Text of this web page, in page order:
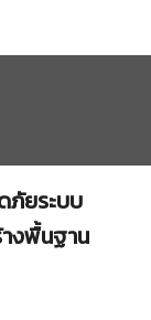
ภัยระบบ
งพื้นฐาน